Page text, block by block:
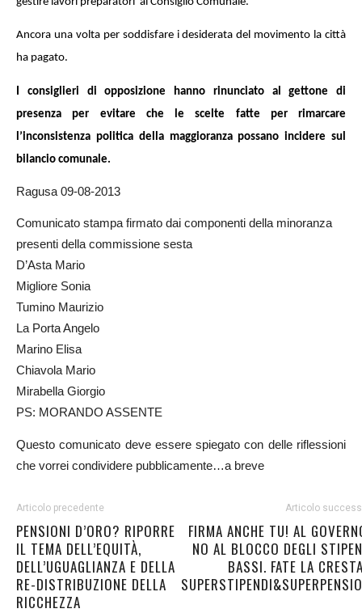
Ancora una volta per soddisfare i desiderata del movimento la città
ha pagato.
I consiglieri di opposizione hanno rinunciato al gettone di
presenza per evitare che le scelte fatte per rimarcare
l’inconsistenza politica della maggioranza possano incidere sul
bilancio comunale.
Ragusa 09-08-2013
Comunicato stampa firmato dai componenti della minoranza
presenti della commissione sesta
D’Asta Mario
Migliore Sonia
Tumino Maurizio
La Porta Angelo
Marino Elisa
Chiavola Mario
Mirabella Giorgio
PS: MORANDO ASSENTE
Questo comunicato deve essere spiegato con delle riflessioni
che vorrei condividere pubblicamente…a breve
Articolo precedente
PENSIONI D’ORO? RIPORRE
IL TEMA DELL’EQUITÀ,
DELL’UGUAGLIANZA E DELLA
RE-DISTRIBUZIONE DELLA
RICCHEZZA
Articolo
FIRMA ANCHE TU! AL
NO AL BLOCCO DEGLI
BASSI. FATE LA